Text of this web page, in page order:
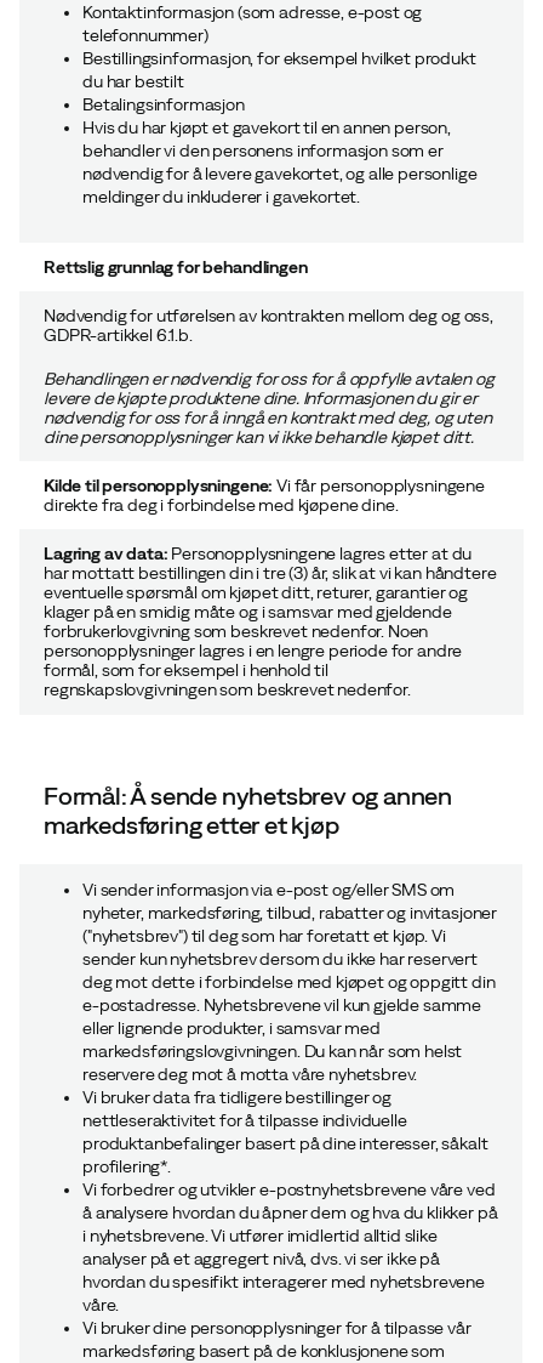
Kontaktinformasjon (som adresse, e-post og
telefonnummer)
Bestillingsinformasjon, for eksempel hvilket produkt
du har bestilt
Betalingsinformasjon
Hvis du har kjøpt et gavekort til en annen person,
behandler vi den personens informasjon som er
nødvendig for å levere gavekortet, og alle personlige
meldinger du inkluderer i gavekortet.
Rettslig grunnlag for behandlingen
Nødvendig for utførelsen av kontrakten mellom deg og oss,
GDPR-artikkel 6.1.b.
Behandlingen er nødvendig for oss for å oppfylle avtalen og
levere de kjøpte produktene dine. Informasjonen du gir er
nødvendig for oss for å inngå en kontrakt med deg, og uten
dine personopplysninger kan vi ikke behandle kjøpet ditt.
Kilde til personopplysningene:Vi får personopplysningene
direkte fra deg i forbindelse med kjøpene dine.
Lagring av data: Personopplysningene lagres etter at du
har mottatt bestillingen din i tre (3) år, slik at vi kan håndtere
eventuelle spørsmål om kjøpet ditt, returer, garantier og
klager på en smidig måte og i samsvar med gjeldende
forbrukerlovgivning som beskrevet nedenfor. Noen
personopplysninger lagres i en lengre periode for andre
formål, som for eksempel i henhold til
regnskapslovgivningen som beskrevetnedenfor.
Formål: Å sende nyhetsbrev og annen
markedsføring etter et kjøp
Vi sender informasjon via e-post og/eller SMS om
nyheter, markedsføring, tilbud, rabatter og invitasjoner
("nyhetsbrev") til deg som har foretatt et kjøp. Vi
sender kun nyhetsbrev dersom du ikke har reservert
deg mot dette i forbindelse med kjøpet og oppgitt din
e-postadresse. Nyhetsbrevene vil kun gjelde samme
eller lignende produkter, i samsvar med
markedsføringslovgivningen. Du kan når som helst
reservere deg mot å motta våre nyhetsbrev.
Vi bruker data fra tidligere bestillinger og
nettleseraktivitet for å tilpasse individuelle
produktanbefalinger basert på dine interesser, såkalt
profilering*.
Vi forbedrer og utvikler e-postnyhetsbrevene våre ved
å analysere hvordan du åpner dem og hva du klikker på
i nyhetsbrevene. Vi utfører imidlertid alltid slike
analyser på et aggregert nivå, dvs. vi ser ikke på
hvordan du spesifikt interagerer med nyhetsbrevene
våre.
Vi bruker dine personopplysninger for å tilpasse vår
markedsføring basert på de konklusjonene som